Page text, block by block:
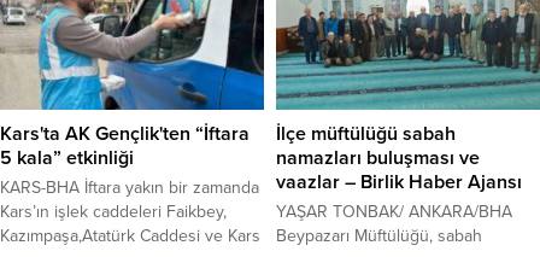
Büyükşehir Belediyesi Park ve
Bahçeler Dairesi Başkanlığı, kış
şartlarının olumsuz izler bıraktığı
Lara Birlik Halk Plajı mesire
alanında yaz öncesi bakım onarım
çalışması başlattı....
ziyaretler gerçekleştirerek
vatandaşların yanında oluyor.
KOCAELİ (İGFA) – Kocaeli
Büyükşehir Belediyesi, yürüttüğü
sosyal hizmet projeleriyle ihtiyaç
sahibi vatandaşların hayatına
dokunmaya devam ediyor. Sağlık
ve Sosyal Hizmetler...
Kars'ta AK Gençlik'ten “İftara
5 kala” etkinliği
KARS-BHA İftara yakın bir zamanda
Kars’ın işlek caddeleri Faikbey,
Kazımpaşa,Atatürk Caddesi ve Kars
İlçe müftülüğü sabah
namazları buluşması ve
vaazlar – Birlik Haber Ajansı
YAŞAR TONBAK/ ANKARA/BHA
Beypazarı Müftülüğü, sabah